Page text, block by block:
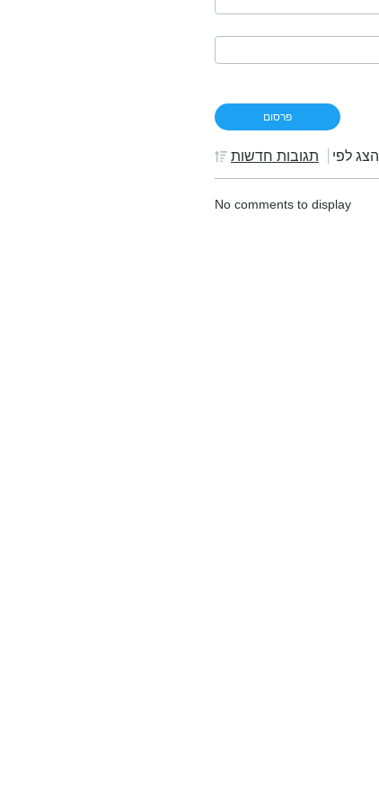
הצג לפי תגובות חדשות
No comments to display